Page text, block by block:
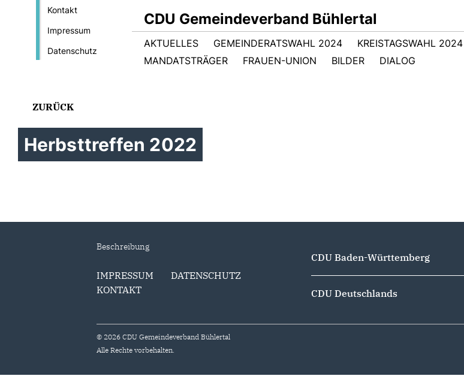
Kontakt
Impressum
Datenschutz
CDU Gemeindeverband Bühlertal
AKTUELLES GEMEINDERATSWAHL 2024 KREISTAGSWAHL 2024
MANDATSTRÄGER
FRAUEN-UNION BILDER DIALOG
ZURÜCK
Herbsttreffen 2022
Beschreibung
IMPRESSUM
DATENSCHUTZ
KONTAKT
CDU Baden-Württemberg
CDU Deutschlands
© 2026 CDU Gemeindeverband Bühlertal
Alle Rechte vorbehalten.